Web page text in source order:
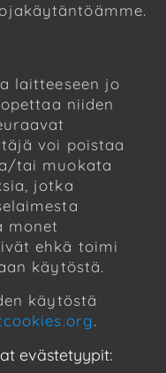
laitteeseen jo
niiden
voi poistaa
tai muokata
jotka
monet
ehkä toimi
käytöstä.
käytöstä
.
evästetyypit: